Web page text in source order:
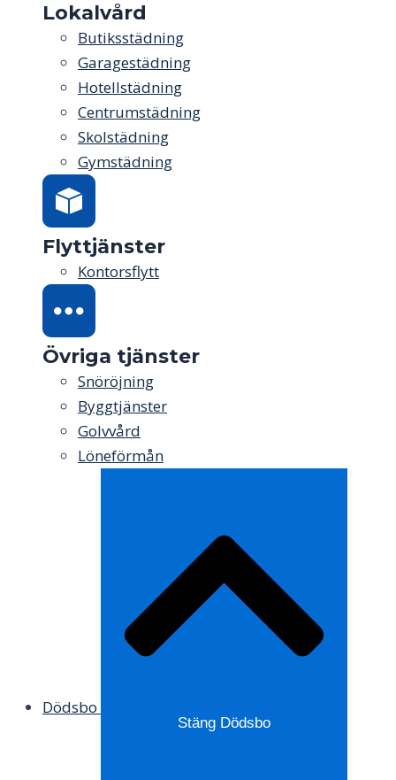
Lokalvård
Butiksstädning
Garagestädning
Hotellstädning
Centrumstädning
Skolstädning
Gymstädning
Flyttjänster
Kontorsflytt
Övriga tjänster
Snöröjning
Byggtjänster
Golvvård
Löneförmån
Dödsbo
Stäng Dödsbo